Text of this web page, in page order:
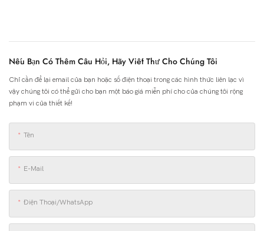
Nếu Bạn Có Thêm Câu Hỏi, Hãy Viết Thư Cho Chúng Tôi
Chỉ cần để lại email của bạn hoặc số điện thoại trong các hình thức liên lạc vì
vậy chúng tôi có thể gửi cho bạn một báo giá miễn phí cho của chúng tôi rộng
phạm vi của thiết kế!
Tên
E-Mail
Điện Thoại/WhatsApp